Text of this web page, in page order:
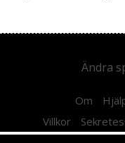
Ändra
Om
Villkor